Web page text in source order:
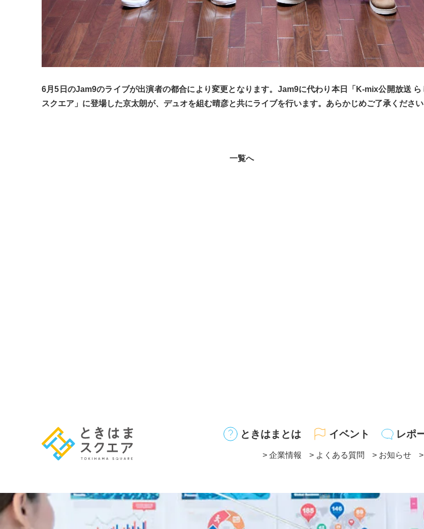
6月5日のJam9のライブが出演者の都合により変更となります。Jam9に代わり本日「K-mix公開放送 ら
スクエア」に登場した京太朗が、デュオを組む晴彦と共にライブを行います。あらかじめご了承ください
一覧へ
ときはまとは イベント レポ
企業情報 よくある質問 お知らせ